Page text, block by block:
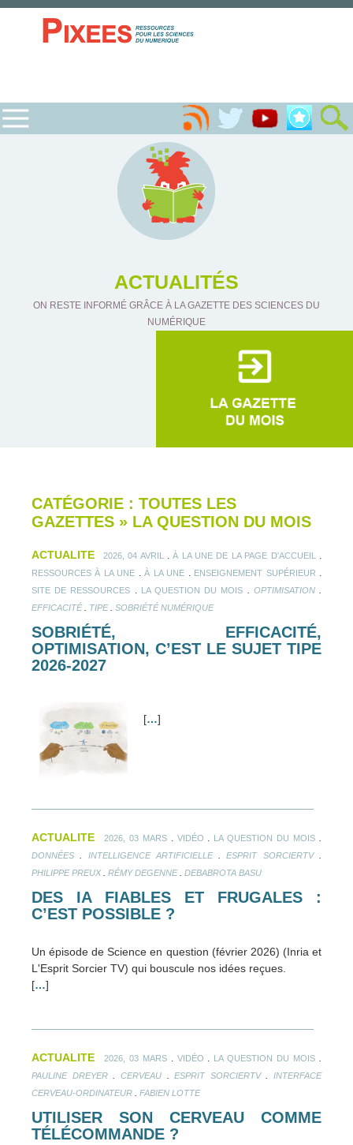
ACTUALITÉS
ON RESTE INFORMÉ GRÂCE À LA GAZETTE DES SCIENCES DU
NUMÉRIQUE
CATÉGORIE : TOUTES LES
GAZETTES » LA QUESTION DU MOIS
ACTUALITE 2026, 04 AVRIL .À LA UNE DE LA PAGE D'ACCUEIL
RESSOURCES À LA UNE .À LA UNE ENSEIGNEMENT SUPÉRIEUR
SITE DE RESSOURCES LA QUESTION DU MOIS OPTIMISATION.
EFFICACITÉ. TIPE. SOBRIÉTÉ NUMÉRIQUE
SOBRIÉTÉ, EFFICACITÉ,
OPTIMISATION, C’EST LE SUJET TIPE
2026-2027
[…]
ACTUALITE 2026, 03 MARS. VIDÉO LA QUESTION DU MOIS
DONNÉES INTELLIGENCE ARTIFICIELLE.ESPRIT SORCIERTV.
PHILIPPE PREUX. RÉMY DEGENNE. DEBABROTA BASU
DES IA FIABLES ET FRUGALES :
C’EST POSSIBLE ?
Un épisode de Science en question (février 2026) (Inria et
L'Esprit Sorcier TV) qui bouscule nos idées reçues.
[…]
ACTUALITE 2026, 03 MARS. VIDÉO LA QUESTION DU MOIS
PAULINE DREYER. CERVEAU.ESPRIT SORCIERTV. INTERFACE
CERVEAU-ORDINATEUR
FABIEN LOTTE
UTILISER SON CERVEAU COMME
TÉLÉCOMMANDE ?